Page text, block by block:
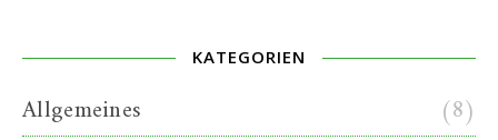
KATEGORIEN
Allgemeines
(8)